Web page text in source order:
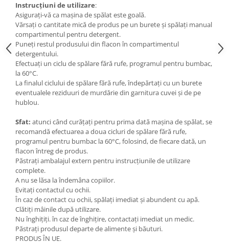
Instrucțiuni de utilizare:
Asigurați-vă ca mașina de spălat este goală.
Vărsați o cantitate mică de produs pe un burete și spălați manual
compartimentul pentru detergent.
Puneți restul produsului din flacon în compartimentul
detergentului.
Efectuați un ciclu de spălare fără rufe, programul pentru bumbac,
la 60°C.
La finalul ciclului de spălare fără rufe, îndepărtați cu un burete
eventualele reziduuri de murdărie din garnitura cuvei și de pe
hublou.
Sfat: atunci când curățați pentru prima dată mașina de spălat, se
recomandă efectuarea a doua cicluri de spălare fără rufe,
programul pentru bumbac la 60°C, folosind, de fiecare dată, un
flacon întreg de produs.
Păstrați ambalajul extern pentru instrucțiunile de utilizare
complete.
A nu se lăsa la îndemâna copiilor.
Evitați contactul cu ochii.
În caz de contact cu ochii, spălați imediat și abundent cu apă.
Clătiți mâinile după utilizare.
Nu înghițiți. în caz de înghițire, contactați imediat un medic.
Păstrați produsul departe de alimente și băuturi.
PRODUS ÎN UE.